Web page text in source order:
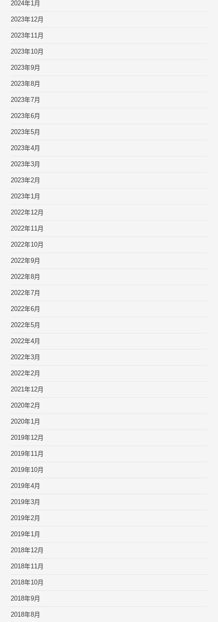
2024年1月
2023年12月
2023年11月
2023年10月
2023年9月
2023年8月
2023年7月
2023年6月
2023年5月
2023年4月
2023年3月
2023年2月
2023年1月
2022年12月
2022年11月
2022年10月
2022年9月
2022年8月
2022年7月
2022年6月
2022年5月
2022年4月
2022年3月
2022年2月
2021年12月
2020年2月
2020年1月
2019年12月
2019年11月
2019年10月
2019年4月
2019年3月
2019年2月
2019年1月
2018年12月
2018年11月
2018年10月
2018年9月
2018年8月